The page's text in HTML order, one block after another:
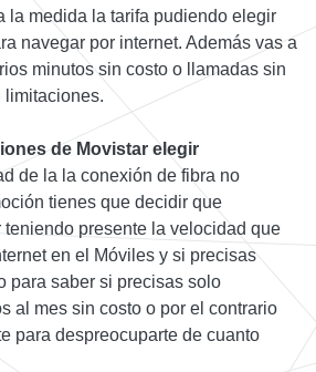
la medida la tarifa pudiendo elegir
navegar por internet. Además vas a
minutos sin costo o llamadas sin
limitaciones.
de Movistar elegir
de la la conexión de fibra no
tienes que decidir que
presente la velocidad que
en el Móviles y si precisas
para saber si precisas solo
al mes sin costo o por el contrario
para despreocuparte de cuanto